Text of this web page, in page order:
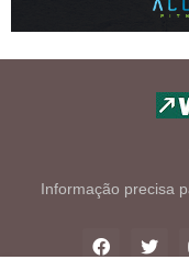
Informação precisa